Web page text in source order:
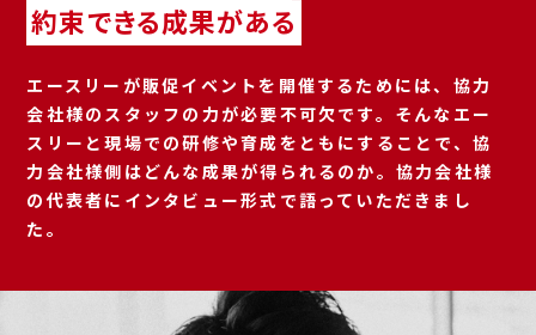
約束できる成果がある
エースリーが販促イベントを開催するためには、協力
会社様のスタッフの力が必要不可欠です。そんなエー
スリーと現場での研修や育成をともにすることで、協
力会社様側はどんな成果が得られるのか。協力会社様
の代表者にインタビュー形式で語っていただきまし
た。